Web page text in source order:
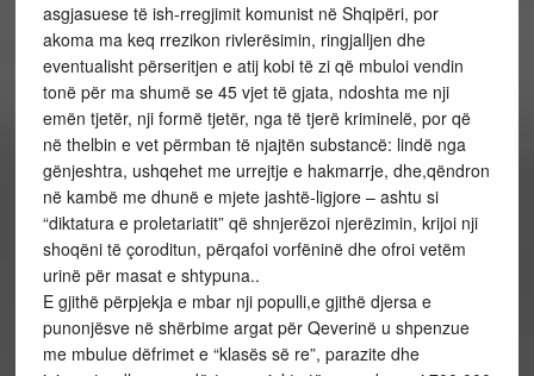
asgjasuese të ish-rregjimit komunist në Shqipëri, por
akoma ma keq rrezikon rivlerësimin, ringjalljen dhe
eventualisht përseritjen e atij kobi të zi që mbuloi vendin
tonë për ma shumë se 45 vjet të gjata, ndoshta me nji
emën tjetër, nji formë tjetër, nga të tjerë kriminelë, por që
në thelbin e vet përmban të njajtën substancë: lindë nga
gënjeshtra, ushqehet me urrejtje e hakmarrje, dhe,qëndron
në kambë me dhunë e mjete jashtë-ligjore – ashtu si
“diktatura e proletariatit” që shnjerëzoi njerëzimin, krijoi nji
shoqëni të çoroditun, përqafoi vorfëninë dhe ofroi vetëm
urinë për masat e shtypuna..
E gjithë përpjekja e mbar nji populli,e gjithë djersa e
punonjësve në shërbime argat për Qeverinë u shpenzue
me mbulue dëfrimet e “klasës së re”, parazite dhe